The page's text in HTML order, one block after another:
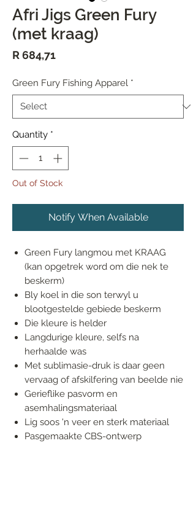
Afri Jigs Green Fury
(met kraag)
R 684,71
Green Fury Fishing Apparel *
Quantity *
Out of Stock
Notify When Available
Green Fury langmou met KRAAG
(kan opgetrek word om die nek te
beskerm)
Bly koel in die son terwyl u
blootgestelde gebiede beskerm
Die kleure is helder
Langdurige kleure, selfs na
herhaalde was
Met sublimasie-druk is daar geen
vervaag of afskilfering van beelde nie
Gerieflike pasvorm en
asemhalingsmateriaal
Lig soos 'n veer en sterk materiaal
Pasgemaakte CBS-ontwerp